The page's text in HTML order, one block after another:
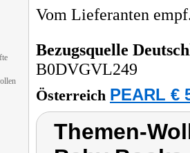
Vom Lieferanten
Bezugsquelle
B0DVGVL249
Österreich PEARL €
Themen-